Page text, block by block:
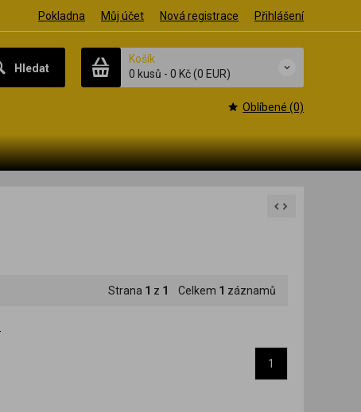
Pokladna Můj účet Nová registrace Přihlášení
Hledat
Košík
0 kusů - 0 Kč(0 EUR)
Oblíbené (0)
Strana 1 z 1 Celkem 1 záznamů
1